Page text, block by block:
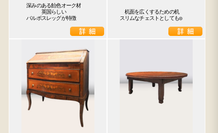
深みのある飴色オーク材
英国らしい
バルボスレッグが特徴
机面を広くするための机
スリムなチェストとしても◎